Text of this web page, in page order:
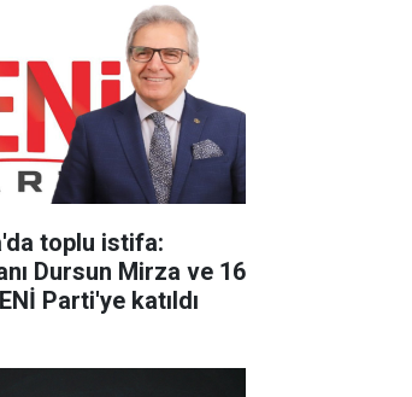
toplu istifa:
Dursun Mirza ve 16
Parti'ye katıldı